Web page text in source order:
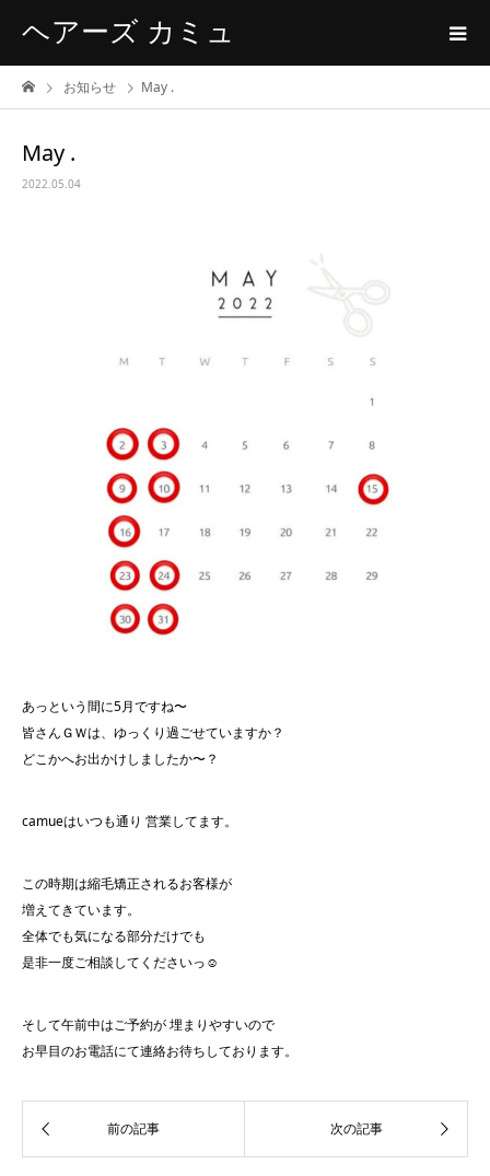
ヘアーズ カミュ
お知らせ May .
May .
2022.05.04
あっという間に5月ですね〜
皆さんＧＷは、ゆっくり過ごせていますか？
どこかへお出かけしましたか〜？
camueはいつも通り 営業してます。
この時期は縮毛矯正されるお客様が
増えてきています。
全体でも気になる部分だけでも
是非一度ご相談してくださいっ☺︎
そして午前中はご予約が 埋まりやすいので
お早目のお電話にて連絡お待ちしております。